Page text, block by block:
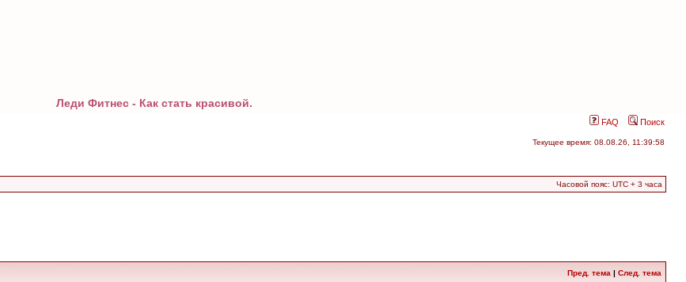
Леди Фитнес - Как стать красивой.
FAQ Поиск
Текущее время: 08.08.26, 11:39:58
Часовой пояс: UTC + 3 часа
Пред. тема | След. тема